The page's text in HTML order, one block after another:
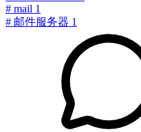
# mail 1
# 邮件服务器 1